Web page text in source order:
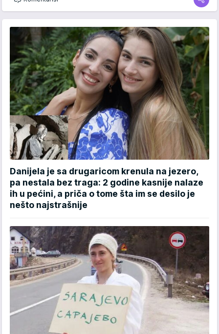
Danijela je sa drugaricom krenula na jezero,
pa nestala bez traga: 2 godine kasnije nalaze
ih u pećini, a priča o tome šta im se desilo je
nešto najstrašnije